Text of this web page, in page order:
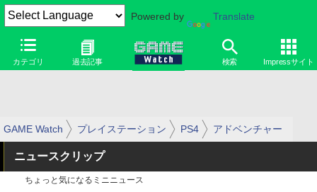
Powered by Translate
カテゴリ 過去記事 検索 Impressサイト
GAME Watch プレイステーション PS4 アドベンチャー
ニュースクリップ
ちょっと気になるミニニュース